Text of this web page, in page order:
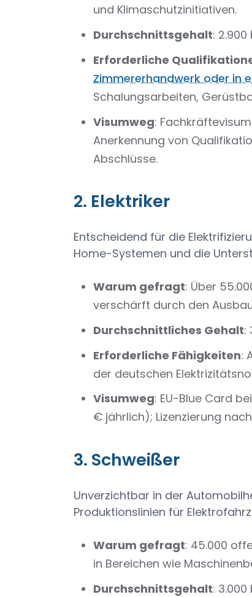
und Klimaschutzinitiativen.
Durchschnittsgehalt:
Erforderliche
Zimmererhandwerk oder in
Schalungsarbeiten,
Visumweg:
Anerkennung von
Abschlüsse.
2. Elektriker
Entscheidend für die
Home-Systemen und die
Warum gefragt: Über
verschärft durch den
Durchschnittliches Gehalt:
Erforderliche Fähigkeiten:
der deutschen
Visumweg: EU-Blue Card
€ jährlich); Lizenzierung
3. Schweißer
Unverzichtbar in der
Produktionslinien für
Warum gefragt: 45.000
in Bereichen wie
Durchschnittsgehalt: